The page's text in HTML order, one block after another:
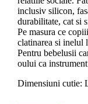
inclusiv silicon,
durabilitate, cat si
Pe masura ce
clatinarea si inelul
Pentru bebelusii
oului ca
Dimensiuni cutie: